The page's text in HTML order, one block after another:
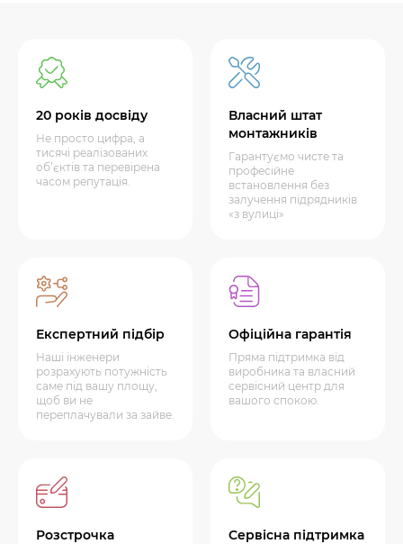
20 років досвіду
Не просто цифра, а
тисячі реалізованих
об’єктів та перевірена
часом репутація.
Власний штат
монтажників
Гарантуємо чисте та
професійне
встановлення без
залучення підрядників
«з вулиці»
Експертний підбір
Наші інженери
розрахують потужність
саме під вашу площу,
щоб ви не
переплачували за зайве.
Офіційна гарантія
Пряма підтримка від
виробника та власний
сервісний центр для
вашого спокою.
Розстрочка Сервісна підтримка